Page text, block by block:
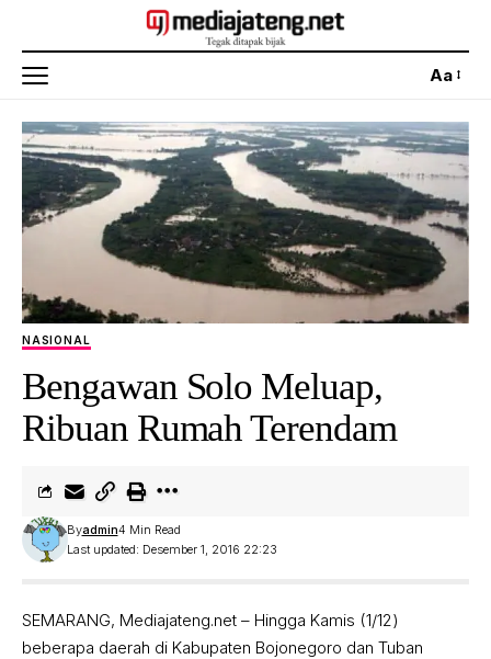
Aa
NASIONAL
Bengawan Solo Meluap,
Ribuan Rumah Terendam
Last updated: Desember 1, 2016 22:23
Byadmin4 Min Read
SEMARANG, Mediajateng.net – Hingga Kamis (1/12)
beberapa daerah di Kabupaten Bojonegoro dan Tuban